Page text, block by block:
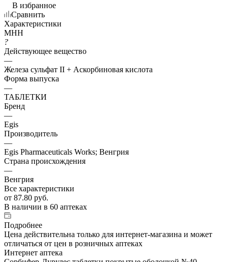
В избранное
Сравнить
Характеристики
МНН
?
Действующее вещество
—
Железа сульфат II + Аскорбиновая кислота
Форма выпуска
—
ТАБЛЕТКИ
Бренд
—
Egis
Производитель
—
Egis Pharmaceuticals Works; Венгрия
Страна происхождения
—
Венгрия
Все характеристики
от 87.80 руб.
В наличии в 60 аптеках
Подробнее
Цена действительна только для интернет-магазина и может
отличаться от цен в розничных аптеках
Интернет аптека